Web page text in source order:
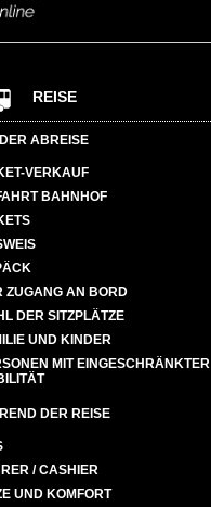
REISE
ABREISE
VERKAUF
BAHNHOF
ZUGANG AN BORD
DER SITZPLÄTZE
UND KINDER
MIT EINGESCHRÄNKTER
DER REISE
/ CASHIER
UND KOMFORT